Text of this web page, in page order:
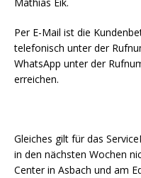
Mathias Eik.
Per E-Mail ist die
telefonisch unter der
WhatsApp unter der
erreichen.
Gleiches gilt für das
in den nächsten Wochen
Center in Asbach und am